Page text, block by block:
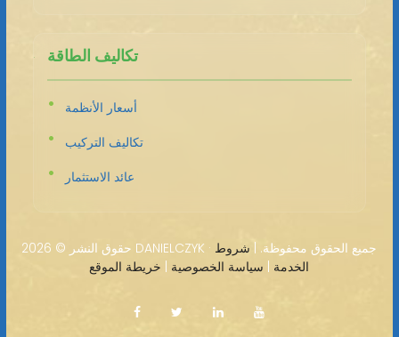
تكاليف الطاقة
أسعار الأنظمة
تكاليف التركيب
عائد الاستثمار
حقوق النشر © 2026 DANIELCZYK · جميع الحقوق محفوظة. | شروط
الخدمة
سياسة الخصوصية خريطة الموقع